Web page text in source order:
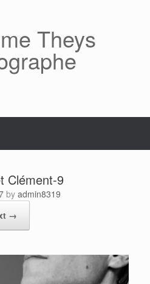
Theys
Clément-9
by admin8319
→